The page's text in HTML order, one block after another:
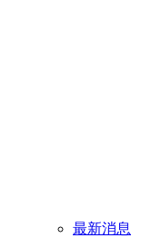
最新消息